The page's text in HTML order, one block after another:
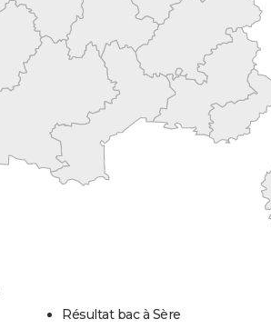
Résultat bac à Sère